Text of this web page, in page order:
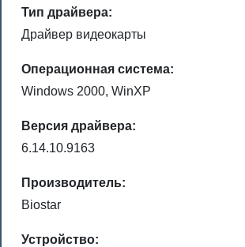
Тип драйвера:
Драйвер видеокарты
Операционная система:
Windows 2000, WinXP
Версия драйвера:
6.14.10.9163
Производитель:
Biostar
Устройство: